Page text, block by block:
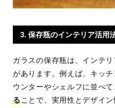
3. 保存瓶のインテリア活用
ガラスの保存瓶は、インテ
があります。例えば、キッ
ウンターやシェルフに並べて
ることで、実用性とデザイ